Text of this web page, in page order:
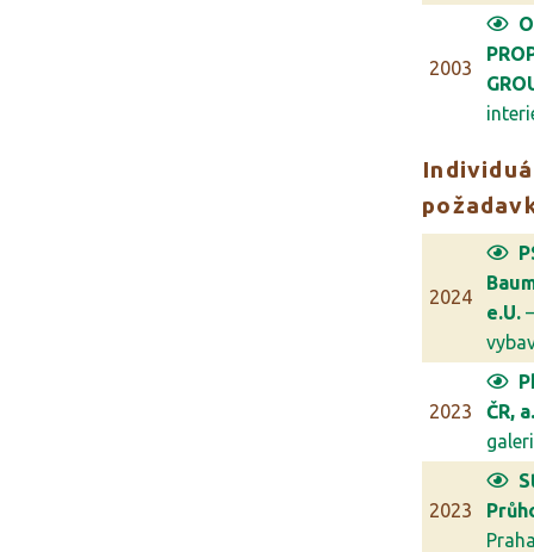
2003
2024
e.U.
2023
ČR,
2023